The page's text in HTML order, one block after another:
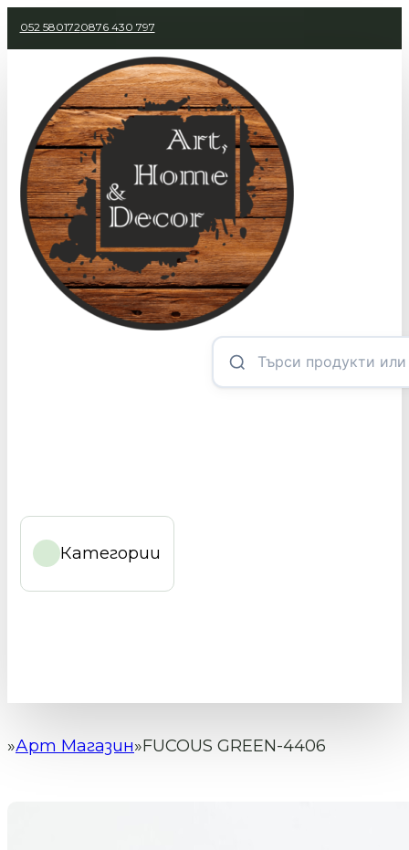
052 5801720876 430 797
Категории
Начало
Арт Магазин FUCOUS GREEN-4406